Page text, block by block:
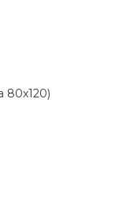
80x120)